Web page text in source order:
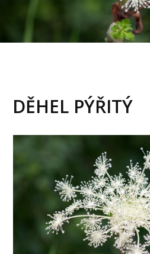
DĚHEL PÝŘITÝ